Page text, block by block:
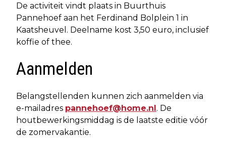
De activiteit vindt plaats in Buurthuis
Pannehoef aan het Ferdinand Bolplein 1 in
Kaatsheuvel. Deelname kost 3,50 euro, inclusief
koffie of thee.
Aanmelden
Belangstellenden kunnen zich aanmelden via
e-mailadres pannehoef@home.nl. De
houtbewerkingsmiddag is de laatste editie vóór
de zomervakantie.